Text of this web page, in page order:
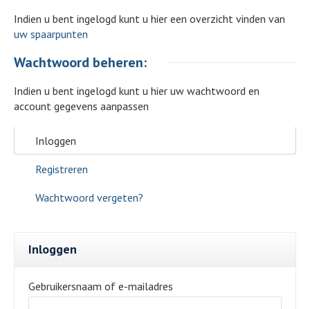
Indien u bent ingelogd kunt u hier een overzicht vinden van
uw spaarpunten
Wachtwoord beheren:
Indien u bent ingelogd kunt u hier uw wachtwoord en
account gegevens aanpassen
Inloggen
Registreren
Wachtwoord vergeten?
Inloggen
Gebruikersnaam of e-mailadres